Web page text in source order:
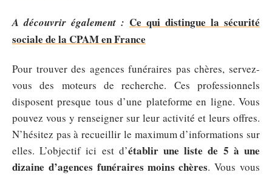
A découvrir également : Ce qui distingue la sécurité
sociale de la CPAM en France
Pour trouver des agences funéraires pas chères, servez-
vous des moteurs de recherche. Ces professionnels
disposent presque tous d’une plateforme en ligne. Vous
pouvez vous y renseigner sur leur activité et leurs offres.
N’hésitez pas à recueillir le maximum d’informations sur
elles. L’objectif ici est d’établir une liste de 5 à une
dizaine d’agences funéraires moins chères. Vous vous